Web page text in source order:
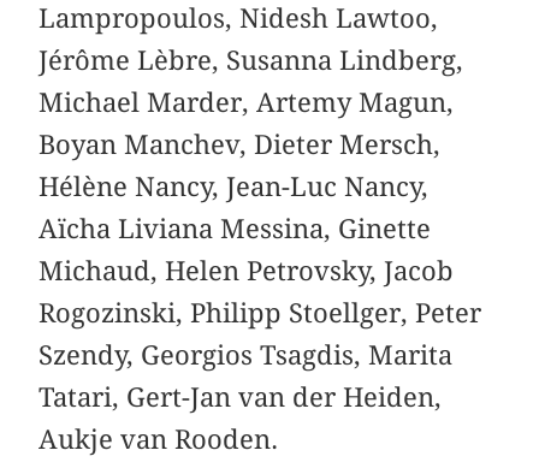
Lampropoulos, Nidesh Lawtoo,
Jérôme Lèbre, Susanna Lindberg,
Michael Marder, Artemy Magun,
Boyan Manchev, Dieter Mersch,
Hélène Nancy, Jean-Luc Nancy,
Aïcha Liviana Messina, Ginette
Michaud, Helen Petrovsky, Jacob
Rogozinski, Philipp Stoellger, Peter
Szendy, Georgios Tsagdis, Marita
Tatari, Gert-Jan van der Heiden,
Aukje van Rooden.